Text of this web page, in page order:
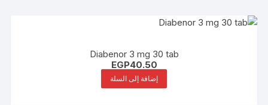
Diabenor 3 mg 30 tab
EGP40.50
إضافة إلى السلة